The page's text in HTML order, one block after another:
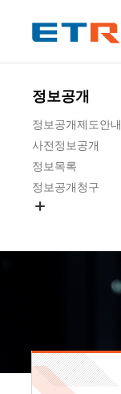
정보공개
정보공개제도안내
사전정보공개
정보목록
정보공개청구